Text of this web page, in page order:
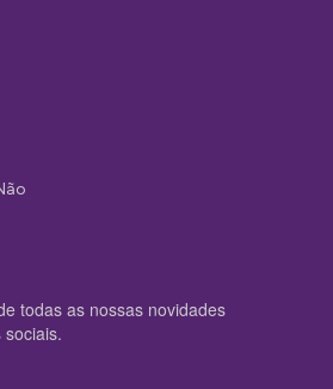
todas as nossas novidades